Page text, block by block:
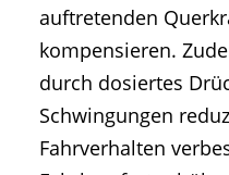
auftretenden
kompensieren.
durch dosiertes
Schwingungen
Fahrverhalten